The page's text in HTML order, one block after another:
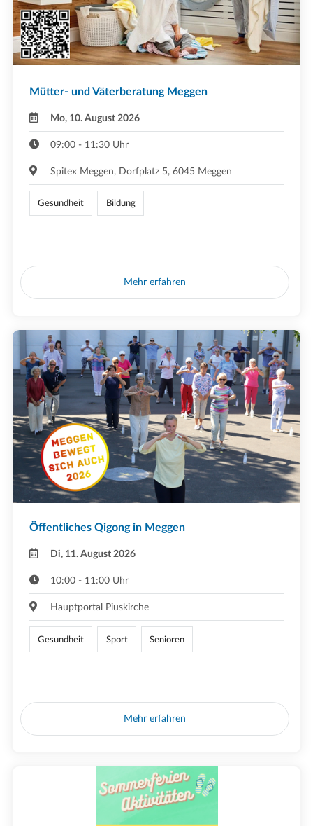
Mütter- und Väterberatung Meggen
Mo, 10. August 2026
09:00 - 11:30 Uhr
Spitex Meggen, Dorfplatz 5, 6045 Meggen
Gesundheit Bildung
Mehr erfahren
Öffentliches Qigong in Meggen
Di, 11. August 2026
10:00 - 11:00 Uhr
Hauptportal Piuskirche
Gesundheit Sport Senioren
Mehr erfahren